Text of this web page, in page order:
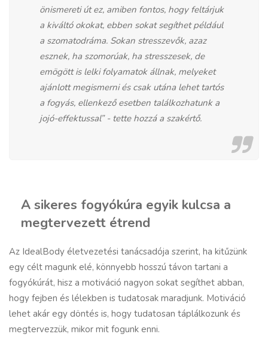
önismereti út ez, amiben fontos, hogy feltárjuk
a kiváltó okokat, ebben sokat segíthet például
a szomatodráma. Sokan stresszevők, azaz
esznek, ha szomorúak, ha stresszesek, de
emögött is lelki folyamatok állnak, melyeket
ajánlott megismerni és csak utána lehet tartós
a fogyás, ellenkező esetben találkozhatunk a
jojó-effektussal” - tette hozzá a szakértő.
A sikeres fogyókúra egyik kulcsa a
megtervezett étrend
Az IdealBody életvezetési tanácsadója szerint, ha kitűzünk
egy célt magunk elé, könnyebb hosszú távon tartani a
fogyókúrát, hisz a motiváció nagyon sokat segíthet abban,
hogy fejben és lélekben is tudatosak maradjunk. Motiváció
lehet akár egy döntés is, hogy tudatosan táplálkozunk és
megtervezzük, mikor mit fogunk enni.